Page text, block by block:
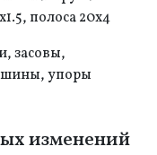
полоса 20x4
засовы,
упоры
изменений